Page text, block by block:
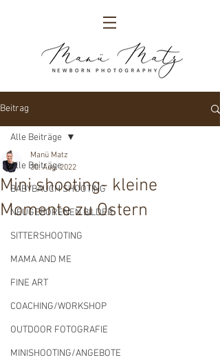
Beitrag
Alle Beiträge
BABYBAUCH SHOOTING
NEUGEBORENEN BILDER
SITTERSHOOTING
MAMA AND ME
FINE ART
COACHING/WORKSHOP
OUTDOOR FOTOGRAFIE
MINISHOOTING/ANGEBOTE
Alle Beiträge
Mini shooting- kleine
Momente zu Ostern
Manü Matz
30. Aug. 2022